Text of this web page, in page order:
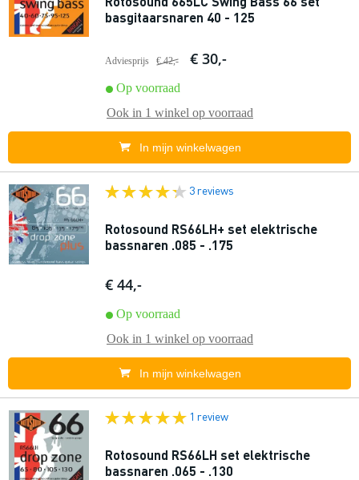
basgitaarsnaren 40 - 125
Adviesprijs € 42,- € 30,-
Op voorraad
Ook in 1 winkel op voorraad
In mijn winkelwagen
3 reviews
Rotosound RS66LH+ set elektrische
bassnaren .085 - .175
€ 44,-
Op voorraad
Ook in 1 winkel op voorraad
In mijn winkelwagen
1 review
Rotosound RS66LH set elektrische
bassnaren .065 - .130